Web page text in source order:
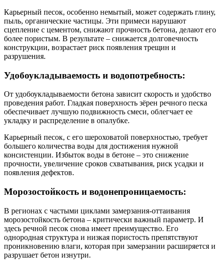
Карьерный песок, особенно немытый, может содержать глину,
пыль, органические частицы. Эти примеси нарушают
сцепление с цементом, снижают прочность бетона, делают его
более пористым. В результате – снижается долговечность
конструкции, возрастает риск появления трещин и
разрушения.
Удобоукладываемость и водопотребность:
От удобоукладываемости бетона зависит скорость и удобство
проведения работ. Гладкая поверхность зёрен речного песка
обеспечивает лучшую подвижность смеси, облегчает ее
укладку и распределение в опалубке.
Карьерный песок, с его шероховатой поверхностью, требует
большего количества воды для достижения нужной
консистенции. Избыток воды в бетоне – это снижение
прочности, увеличение сроков схватывания, риск усадки и
появления дефектов.
Морозостойкость и водонепроницаемость:
В регионах с частыми циклами замерзания-оттаивания
морозостойкость бетона – критически важный параметр. И
здесь речной песок снова имеет преимущество. Его
однородная структура и низкая пористость препятствуют
проникновению влаги, которая при замерзании расширяется и
разрушает бетон изнутри.